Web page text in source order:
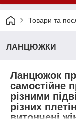
Товари та
ЛАНЦЮЖКИ
Ланцюжок
самостійне
різними
різних
витончені
ланцюжка,